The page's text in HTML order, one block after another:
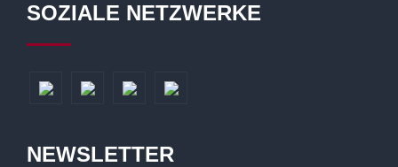
SOZIALE NETZWERKE
NEWSLETTER